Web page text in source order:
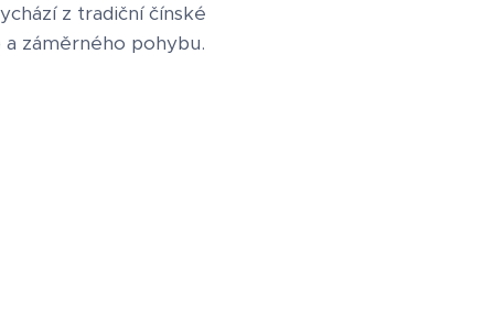
z tradiční čínské
záměrného pohybu.